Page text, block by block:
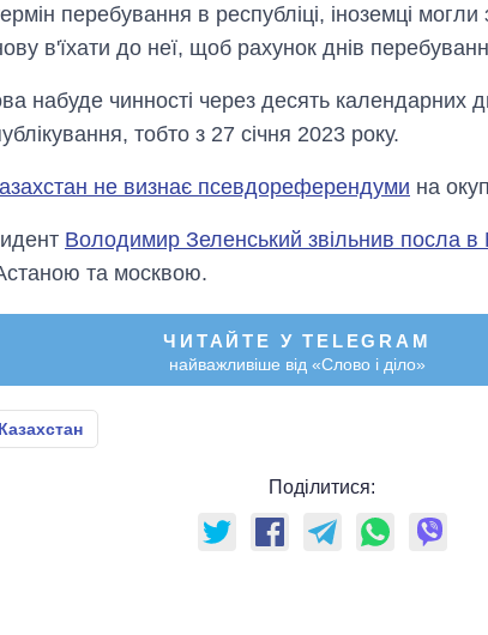
перебування в республіці, іноземці
в'їхати до неї, щоб рахунок днів
набуде чинності через десять календарних
тобто з 27 січня 2023 року.
не визнає псевдореферендуми на
Володимир Зеленський звільнив посла в
та москвою.
ЧИТАЙТЕ У TELEGRAM
найважливіше від «Слово і діло»
Казахстан
Поділитися: